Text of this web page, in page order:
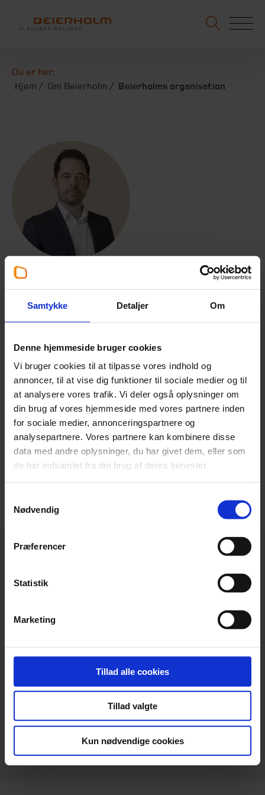
Samtykke Detaljer Om
Denne hjemmeside bruger cookies
Vi bruger cookies til at tilpasse vores indhold og
annoncer, til at vise dig funktioner til sociale medier og til
at analysere vores trafik. Vi deler også oplysninger om
din brug af vores hjemmeside med vores partnere inden
for sociale medier, annonceringspartnere og
analysepartnere. Vores partnere kan kombinere disse
data med andre oplysninger, du har givet dem, eller som
de har indsamlet fra din brug af deres tjenester.
Nødvendig
Præferencer
Statistik
Marketing
Tillad alle cookies
Tillad valgte
Kun nødvendige cookies
Du er her:
Hjem
Om Beierholm Beierholms organisation
Lasse Rosenborg Petersen
Partner,Statsautoriseret revisor
lrp@beierholm.dk
Arbejder her:
Revisor København
Telefon:+45 39 16 76 00
Email:koebenhavn@beierholm.dk
Knud Højgaards Vej 9
DK-2860 Søborg
DK-9220 Aalborg Ø
Telefax:+45 96 34 79 30
info@beierholm.dk